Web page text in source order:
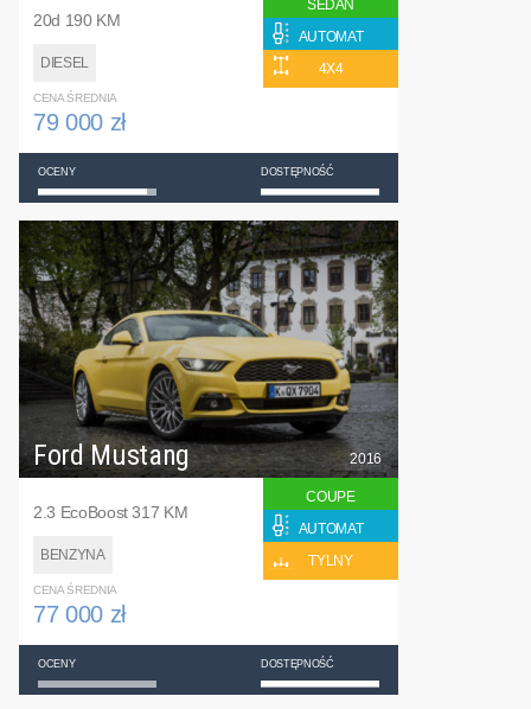
20d 190 KM
DIESEL
SEDAN
AUTOMAT
4X4
CENA ŚREDNIA
79 000 zł
OCENY DOSTĘPNOŚĆ
Ford Mustang
2.3 EcoBoost 317 KM
BENZYNA
2016
COUPE
AUTOMAT
TYLNY
CENA ŚREDNIA
77 000 zł
OCENY DOSTĘPNOŚĆ